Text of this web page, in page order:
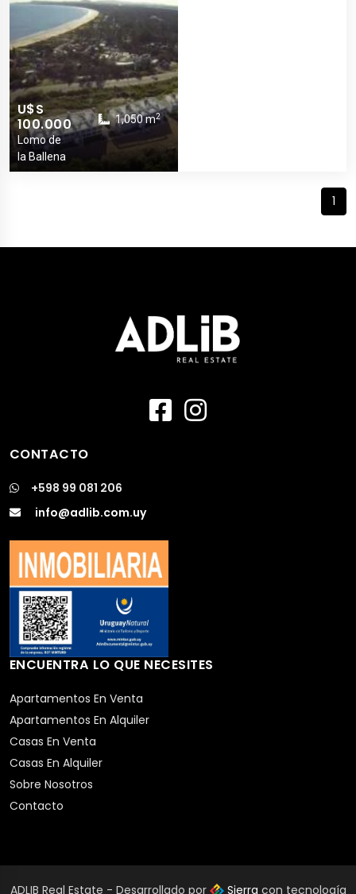
U$S
100.000
Lomo de
la Ballena
1,050 m2
1
CONTACTO
+598 99 081 206
info@adlib.com.uy
ENCUENTRA LO QUE NECESITES
Apartamentos En Venta
Apartamentos En Alquiler
Casas En Venta
Casas En Alquiler
Sobre Nosotros
Contacto
ADLIB Real Estate - Desarrollado por Sierra con tecnología